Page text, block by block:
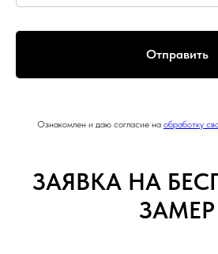
Отправить
Ознакомлен и даю согласие на обработку
ЗАЯВКА НА
ЗАМЕР